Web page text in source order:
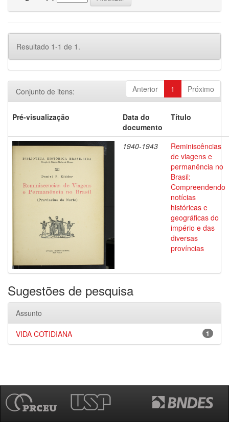
Resultado 1-1 de 1.
Anterior 1 Próximo
Conjunto de itens:
Pré-visualização
Data do
documento
Título
1940-1943
Reminiscências
de viagens e
permanência no
Brasil:
Compreendendo
notícias
históricas e
geográficas do
império e das
diversas
províncias
Sugestões de pesquisa
Assunto
1
VIDA COTIDIANA